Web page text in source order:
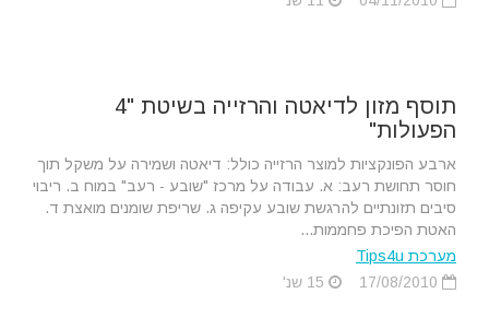
תוסף מזון לדיאטה והרזייה בשיטת "4
הפעולות"
ארבע הפונקציות למוצר הרזייה כולל: דיאטה ושמירה על משקל תוך
חוסר תחושת רעב: א. עבודה על מרכז "שובע - רעב" במוח ב. ריבוי
סיבים תזונתיים להרגשת שובע עקיפה ג. שריפת שומנים מואצת ד.
האטת הפיכת פחממות...
מערכת Tips4u